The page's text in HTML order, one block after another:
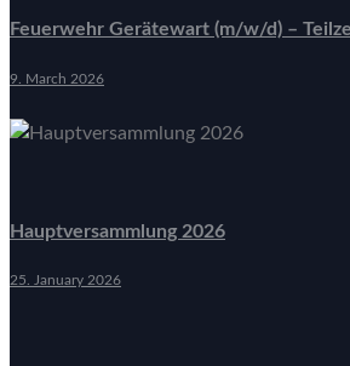
Feuerwehr Gerätewart (m/w/d) –
9. March 2026
Hauptversammlung 2026
25. January 2026